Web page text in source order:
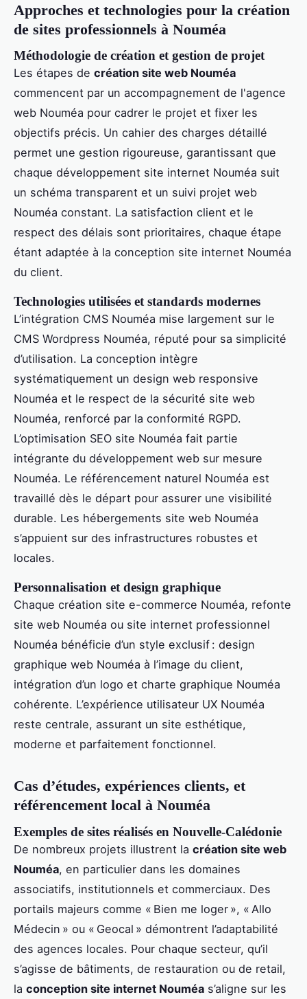
Approches et technologies pour la création
de sites professionnels à Nouméa
Méthodologie de création et gestion de projet
Les étapes de création site web Nouméa
commencent par un accompagnement de l'agence
web Nouméa pour cadrer le projet et fixer les
objectifs précis. Un cahier des charges détaillé
permet une gestion rigoureuse, garantissant que
chaque développement site internet Nouméa suit
un schéma transparent et un suivi projet web
Nouméa constant. La satisfaction client et le
respect des délais sont prioritaires, chaque étape
étant adaptée à la conception site internet Nouméa
du client.
Technologies utilisées et standards modernes
L’intégration CMS Nouméa mise largement sur le
CMS Wordpress Nouméa, réputé pour sa simplicité
d’utilisation. La conception intègre
systématiquement un design web responsive
Nouméa et le respect de la sécurité site web
Nouméa, renforcé par la conformité RGPD.
L’optimisation SEO site Nouméa fait partie
intégrante du développement web sur mesure
Nouméa. Le référencement naturel Nouméa est
travaillé dès le départ pour assurer une visibilité
durable. Les hébergements site web Nouméa
s’appuient sur des infrastructures robustes et
locales.
Personnalisation et design graphique
Chaque création site e-commerce Nouméa, refonte
site web Nouméa ou site internet professionnel
Nouméa bénéficie d’un style exclusif : design
graphique web Nouméa à l’image du client,
intégration d’un logo et charte graphique Nouméa
cohérente. L’expérience utilisateur UX Nouméa
reste centrale, assurant un site esthétique,
moderne et parfaitement fonctionnel.
Cas d’études, expériences clients, et
référencement local à Nouméa
Exemples de sites réalisés en Nouvelle-Calédonie
De nombreux projets illustrent la création site web
Nouméa, en particulier dans les domaines
associatifs, institutionnels et commerciaux. Des
portails majeurs comme « Bien me loger », « Allo
Médecin » ou « Geocal » démontrent l’adaptabilité
des agences locales. Pour chaque secteur, qu’il
s’agisse de bâtiments, de restauration ou de retail,
la conception site internet Nouméa s’aligne sur les